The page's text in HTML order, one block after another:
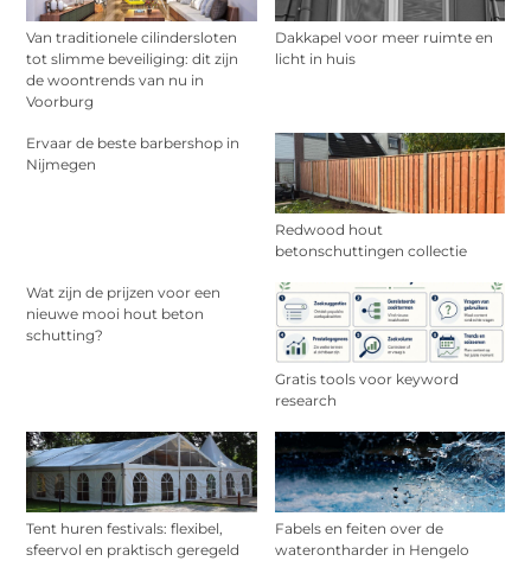
Van traditionele cilindersloten
tot slimme beveiliging: dit zijn
de woontrends van nu in
Voorburg
Dakkapel voor meer ruimte en
licht in huis
Ervaar de beste barbershop in
Nijmegen
Redwood hout
betonschuttingen collectie
Wat zijn de prijzen voor een
nieuwe mooi hout beton
schutting?
Gratis tools voor keyword
research
Tent huren festivals: flexibel,
sfeervol en praktisch geregeld
Fabels en feiten over de
waterontharder in Hengelo